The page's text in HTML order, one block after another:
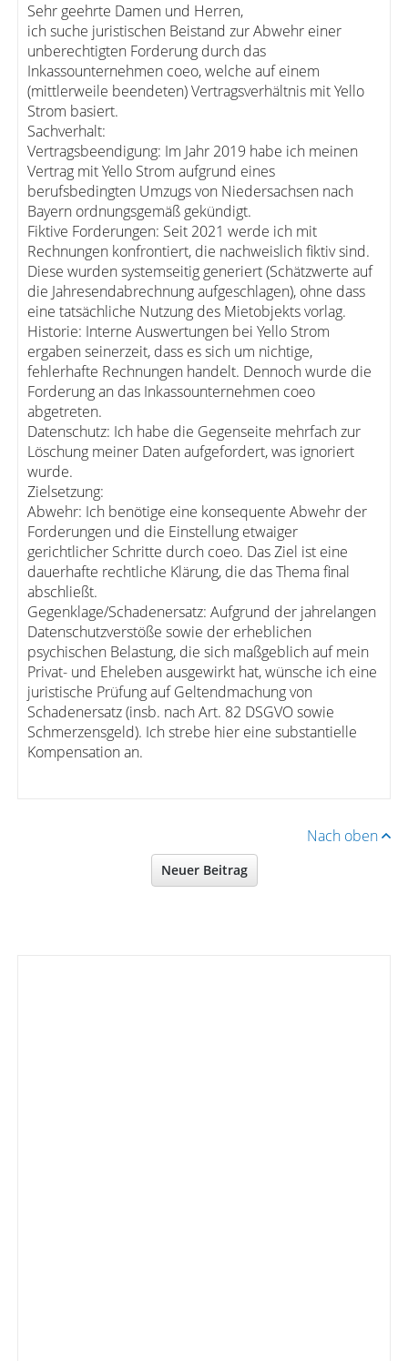
Sehr geehrte Damen und Herren,
ich suche juristischen Beistand zur Abwehr einer
unberechtigten Forderung durch das
Inkassounternehmen coeo, welche auf einem
(mittlerweile beendeten) Vertragsverhältnis mit Yello
Strom basiert.
Sachverhalt:
Vertragsbeendigung: Im Jahr 2019 habe ich meinen
Vertrag mit Yello Strom aufgrund eines
berufsbedingten Umzugs von Niedersachsen nach
Bayern ordnungsgemäß gekündigt.
Fiktive Forderungen: Seit 2021 werde ich mit
Rechnungen konfrontiert, die nachweislich fiktiv sind.
Diese wurden systemseitig generiert (Schätzwerte auf
die Jahresendabrechnung aufgeschlagen), ohne dass
eine tatsächliche Nutzung des Mietobjekts vorlag.
Historie: Interne Auswertungen bei Yello Strom
ergaben seinerzeit, dass es sich um nichtige,
fehlerhafte Rechnungen handelt. Dennoch wurde die
Forderung an das Inkassounternehmen coeo
abgetreten.
Datenschutz: Ich habe die Gegenseite mehrfach zur
Löschung meiner Daten aufgefordert, was ignoriert
wurde.
Zielsetzung:
Abwehr: Ich benötige eine konsequente Abwehr der
Forderungen und die Einstellung etwaiger
gerichtlicher Schritte durch coeo. Das Ziel ist eine
dauerhafte rechtliche Klärung, die das Thema final
abschließt.
Gegenklage/Schadenersatz: Aufgrund der jahrelangen
Datenschutzverstöße sowie der erheblichen
psychischen Belastung, die sich maßgeblich auf mein
Privat- und Eheleben ausgewirkt hat, wünsche ich eine
juristische Prüfung auf Geltendmachung von
Schadenersatz (insb. nach Art. 82 DSGVO sowie
Schmerzensgeld). Ich strebe hier eine substantielle
Kompensation an.
Nach oben
Neuer Beitrag